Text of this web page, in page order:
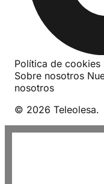
Política de cookies
Sobre nosotros
nosotros
© 2026 Teleolesa.